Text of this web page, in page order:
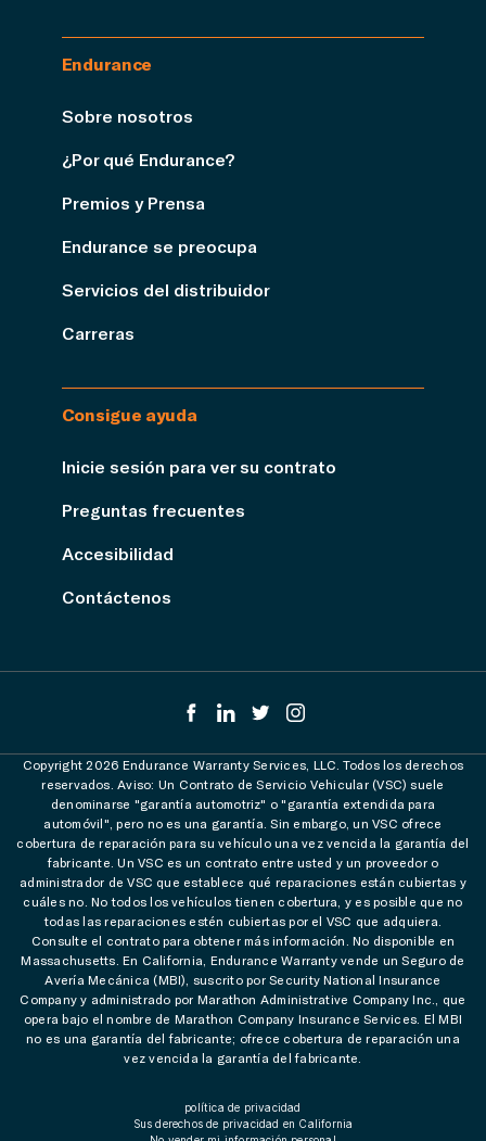
Endurance
Sobre nosotros
¿Por qué Endurance?
Premios y Prensa
Endurance se preocupa
Servicios del distribuidor
Carreras
Consigue ayuda
Inicie sesión para ver su contrato
Preguntas frecuentes
Accesibilidad
Contáctenos
Copyright 2026 Endurance Warranty Services, LLC. Todos los derechos
reservados. Aviso: Un Contrato de Servicio Vehicular (VSC) suele
denominarse "garantía automotriz" o "garantía extendida para
automóvil", pero no es una garantía. Sin embargo, un VSC ofrece
cobertura de reparación para su vehículo una vez vencida la garantía del
fabricante. Un VSC es un contrato entre usted y un proveedor o
administrador de VSC que establece qué reparaciones están cubiertas y
cuáles no. No todos los vehículos tienen cobertura, y es posible que no
todas las reparaciones estén cubiertas por el VSC que adquiera.
Consulte el contrato para obtener más información. No disponible en
Massachusetts. En California, Endurance Warranty vende un Seguro de
Avería Mecánica (MBI), suscrito por Security National Insurance
Company y administrado por Marathon Administrative Company Inc., que
opera bajo el nombre de Marathon Company Insurance Services. El MBI
no es una garantía del fabricante; ofrece cobertura de reparación una
vez vencida la garantía del fabricante.
política de privacidad
Sus derechos de privacidad en California